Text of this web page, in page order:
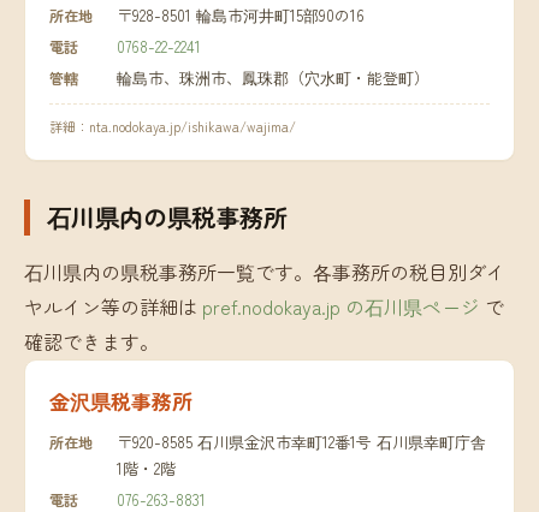
所在地 〒928-8501 輪島市河井町15部90の16
電話 0768-22-2241
管轄 輪島市、珠洲市、鳳珠郡（穴水町・能登町）
詳細： nta.nodokaya.jp/ishikawa/wajima/
石川県内の県税事務所
石川県内の県税事務所一覧です。各事務所の税目別ダイ
ヤルイン等の詳細は pref.nodokaya.jp の石川県ページ で
確認できます。
金沢県税事務所
所在地
〒920-8585 石川県金沢市幸町12番1号 石川県幸町庁舎
1階・2階
電話 076-263-8831